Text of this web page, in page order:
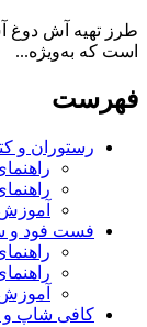
طرز تهیه آش دوغ
است که به‌ویژه...
فهرست
رستوران و
فست فود و
کافی شاپ و